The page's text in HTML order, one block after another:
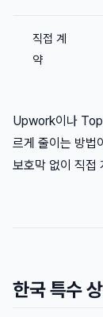
직접 계
약
Upwork이나
르게 줄이는 방법
보호막 없이 직접
한국 특수